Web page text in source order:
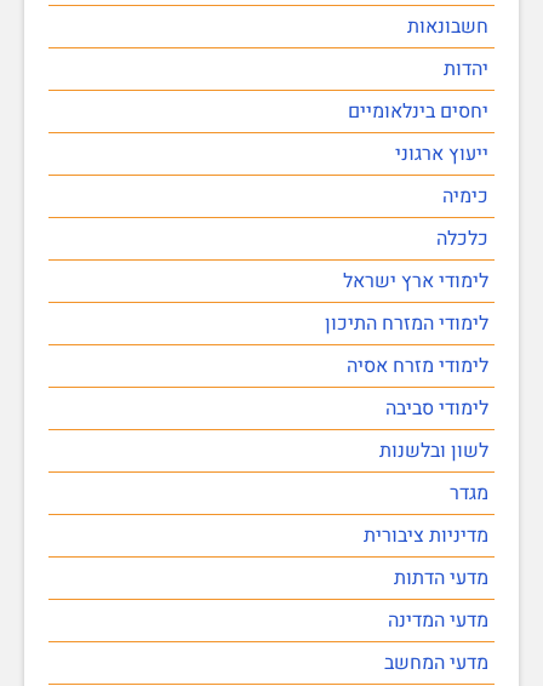
חשבונאות
יהדות
יחסים בינלאומיים
ייעוץ ארגוני
כימיה
כלכלה
לימודי ארץ ישראל
לימודי המזרח התיכון
לימודי מזרח אסיה
לימודי סביבה
לשון ובלשנות
מגדר
מדיניות ציבורית
מדעי הדתות
מדעי המדינה
מדעי המחשב